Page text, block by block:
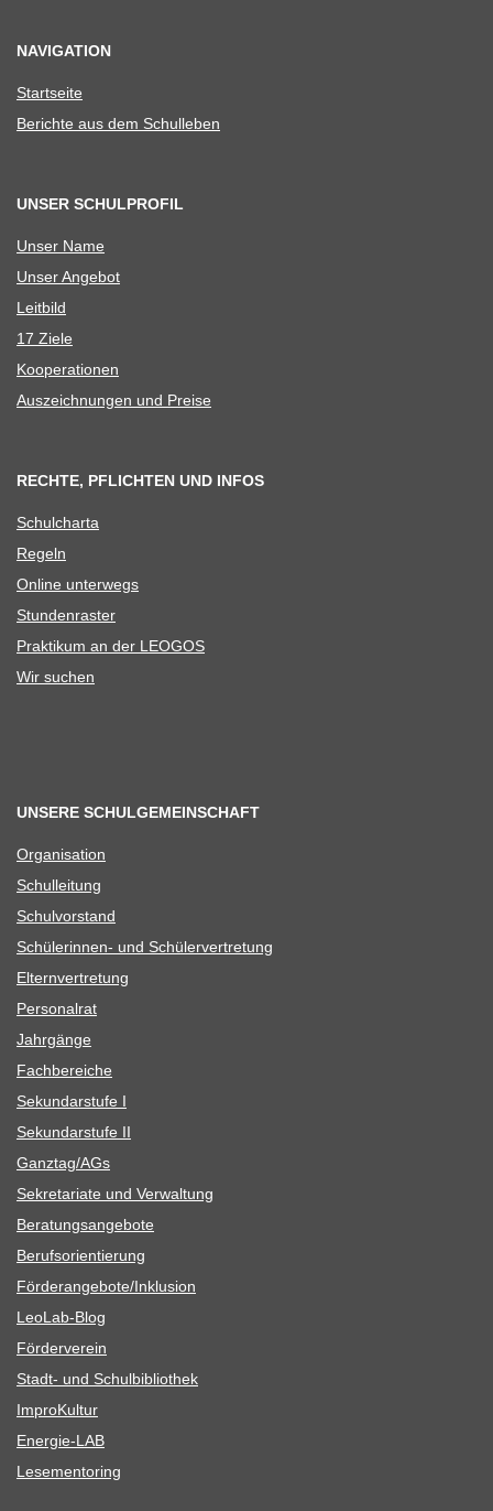
NAVIGATION
Start­seite
Berichte aus dem Schulleben
UNSER SCHULPROFIL
Unser Name
Unser Ange­bot
Leit­bild
17 Ziele
Koope­ra­tio­nen
Aus­zeich­nun­gen und Preise
RECHTE, PFLICHTEN UND INFOS
Schul­charta
Regeln
Online unter­wegs
Stun­den­ras­ter
Prak­ti­kum an der LEOGOS
Wir suchen
UNSERE SCHULGEMEINSCHAFT
Orga­ni­sa­tion
Schul­lei­tung
Schul­vor­stand
Schü­le­rin­nen- und Schülervertretung
Eltern­ver­tre­tung
Per­so­nal­rat
Jahr­gänge
Fach­be­rei­che
Sekun­dar­stufe I
Sekun­dar­stufe II
Ganztag/​​AGs
Sekre­ta­riate und Verwaltung
Bera­tungs­an­ge­bote
Berufs­ori­en­tie­rung
Förderangebote/​​Inklusion
Leo­Lab-Blog
För­der­ver­ein
Stadt- und Schulbibliothek
Impro­Kul­tur
Ener­­gie-LAB
Lese­men­to­ring